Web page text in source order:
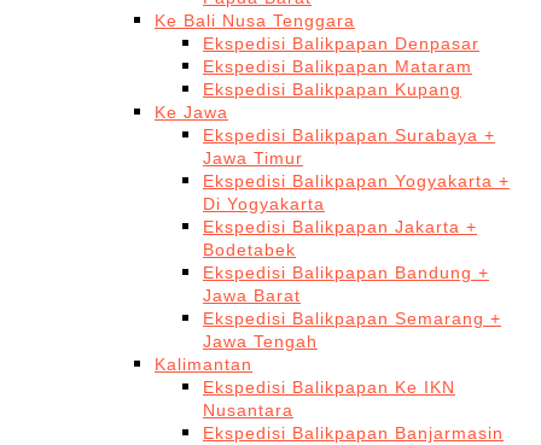
Ke Bali Nusa Tenggara
Ekspedisi Balikpapan Denpasar
Ekspedisi Balikpapan Mataram
Ekspedisi Balikpapan Kupang
Ke Jawa
Ekspedisi Balikpapan Surabaya +
Jawa Timur
Ekspedisi Balikpapan Yogyakarta +
Di Yogyakarta
Ekspedisi Balikpapan Jakarta +
Bodetabek
Ekspedisi Balikpapan Bandung +
Jawa Barat
Ekspedisi Balikpapan Semarang +
Jawa Tengah
Kalimantan
Ekspedisi Balikpapan Ke IKN
Nusantara
Ekspedisi Balikpapan Banjarmasin